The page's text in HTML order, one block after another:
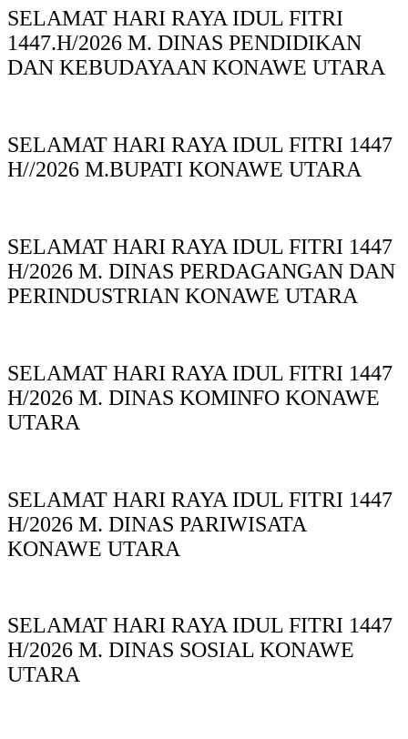
SELAMAT HARI RAYA IDUL FITRI
1447.H/2026 M. DINAS PENDIDIKAN
DAN KEBUDAYAAN KONAWE UTARA
SELAMAT HARI RAYA IDUL FITRI 1447
H//2026 M.BUPATI KONAWE UTARA
SELAMAT HARI RAYA IDUL FITRI 1447
H/2026 M. DINAS PERDAGANGAN DAN
PERINDUSTRIAN KONAWE UTARA
SELAMAT HARI RAYA IDUL FITRI 1447
H/2026 M. DINAS KOMINFO KONAWE
UTARA
SELAMAT HARI RAYA IDUL FITRI 1447
H/2026 M. DINAS PARIWISATA
KONAWE UTARA
SELAMAT HARI RAYA IDUL FITRI 1447
H/2026 M. DINAS SOSIAL KONAWE
UTARA